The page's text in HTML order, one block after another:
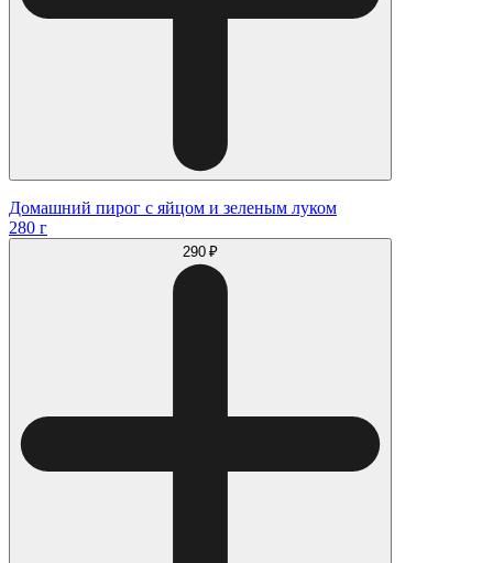
Домашний пирог с яйцом и зеленым луком
280 г
290 ₽